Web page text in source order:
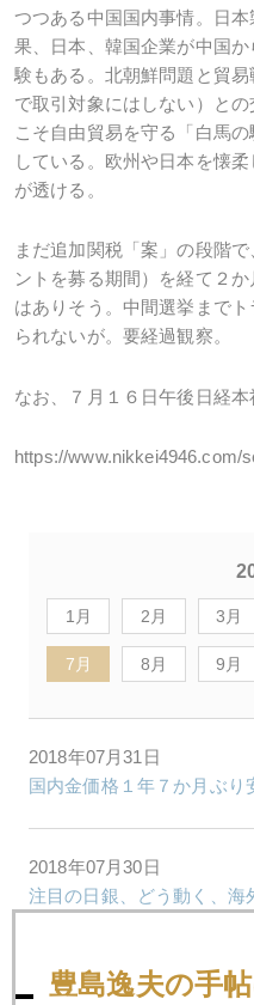
つつある中国国内事情。日
果、日本、韓国企業が中国
験もある。北朝鮮問題と貿
で取引対象にはしない）と
こそ自由貿易を守る「白馬
している。欧州や日本を懐
が透ける。
まだ追加関税「案」の段階
ントを募る期間）を経て２
はありそう。中間選挙まで
られないが。要経過観察。
なお、７月１６日午後日経
https://www.nikkei4946.com/
1月 2月 3月
7月 8月 9月
2018年07月31日
国内金価格１年７か月ぶり
2018年07月30日
注目の日銀、どう動く、海
2018年07月27日
豊島逸夫の手